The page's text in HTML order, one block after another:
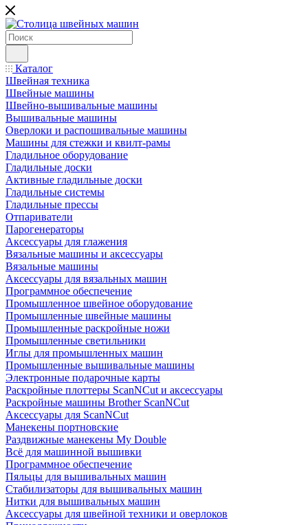
Каталог
Швейная техника
Швейные машины
Швейно-вышивальные машины
Вышивальные машины
Оверлоки и распошивальные машины
Машины для стежки и квилт-рамы
Гладильное оборудование
Гладильные доски
Активные гладильные доски
Гладильные системы
Гладильные прессы
Отпариватели
Парогенераторы
Аксессуары для глажения
Вязальные машины и аксессуары
Вязальные машины
Аксессуары для вязальных машин
Программное обеспечение
Промышленное швейное оборудование
Промышленные швейные машины
Промышленные раскройные ножи
Промышленные светильники
Иглы для промышленных машин
Промышленные вышивальные машины
Электронные подарочные карты
Раскройные плоттеры ScanNCut и аксессуары
Раскройные машины Brother ScanNCut
Аксессуары для ScanNCut
Манекены портновские
Раздвижные манекены My Double
Всё для машинной вышивки
Программное обеспечение
Пяльцы для вышивальных машин
Стабилизаторы для вышивальных машин
Нитки для вышивальных машин
Аксессуары для швейной техники и оверлоков